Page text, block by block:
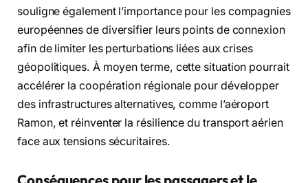
souligne également l’importance pour les compagnies
européennes de diversifier leurs points de connexion
afin de limiter les perturbations liées aux crises
géopolitiques. À moyen terme, cette situation pourrait
accélérer la coopération régionale pour développer
des infrastructures alternatives, comme l’aéroport
Ramon, et réinventer la résilience du transport aérien
face aux tensions sécuritaires.